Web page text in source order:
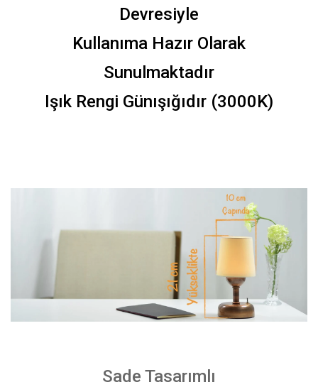
Devresiyle
Kullanıma Hazır Olarak
Sunulmaktadır
Işık Rengi Günışığıdır (3000K)
Sade Tasarımlı